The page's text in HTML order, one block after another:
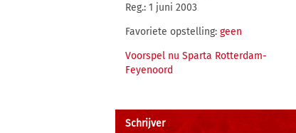
Reg.: 1 juni 2003
Favoriete opstelling: geen
Voorspel nu Sparta Rotterdam-
Feyenoord
Schrijver